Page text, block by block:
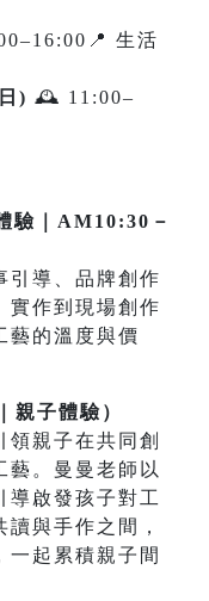
生活
) 🕰 11:00–
驗｜AM10:30－
引導、品牌創作
實作到現場創作
藝的溫度與價
親子體驗）
領親子在共同創
藝。曼曼老師以
導啟發孩子對工
與手作之間，
一起累積親子間